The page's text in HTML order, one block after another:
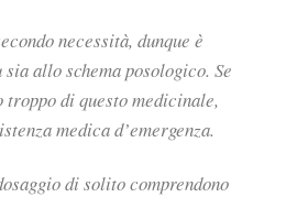
necessità, dunque è
allo schema posologico. Se
troppo di questo medicinale,
medica d’emergenza.
di solito comprendono